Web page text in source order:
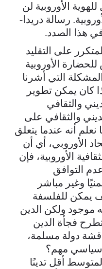
الأوروبية لن
رسالة دريدا-
هذا الصدد.
على التقليد
الأوروبية
التي أشرنا
كان يمكن تطوير
والثقافي
والثقافي على
أنه عندما يتعلق
الأوروبي، أي أن
الأوروبية، فإن
التوافق
وغير مباشر
يمكن للفلسفة
موجود ولكن الدين
فجأة الدين
دولة مسلمة،
سياسي مهم؟
أقل تدينًا